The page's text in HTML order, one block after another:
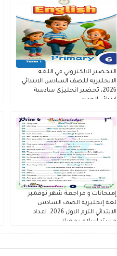
التحضير الالكتروني في اللغه
الانجليزيه للصف السادس الابتدائي
2026، تحضير انجليزى سادسة
ابتدائي الجديد
إمتحانات و مراجعة شهر نوفمبر
لغة إنجليزية الصف السادس
الابتدائي الترم الاول 2026. اعداد
مستر اسلام رمضان